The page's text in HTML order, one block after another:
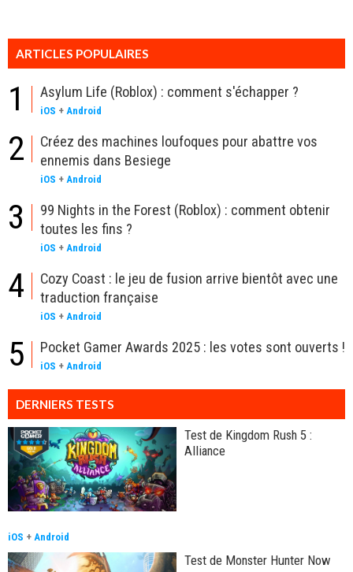
ARTICLES POPULAIRES
1 Asylum Life (Roblox) : comment s'échapper ?
iOS + Android
2
Créez des machines loufoques pour abattre vos
ennemis dans Besiege
iOS + Android
3
99 Nights in the Forest (Roblox) : comment obtenir
toutes les fins ?
iOS + Android
4
Cozy Coast : le jeu de fusion arrive bientôt avec une
traduction française
iOS + Android
5 Pocket Gamer Awards 2025 : les votes sont ouverts !
iOS + Android
DERNIERS TESTS
Test de Kingdom Rush 5 :
Alliance
iOS + Android
Test de Monster Hunter Now